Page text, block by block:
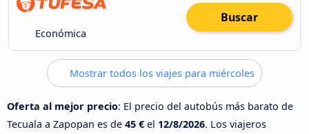
Económica
Buscar
Mostrar todos los viajes para miércoles
Oferta al mejor precio: El precio del autobús más barato de
Tecuala a Zapopan es de 45 € el 12/8/2026. Los viajeros